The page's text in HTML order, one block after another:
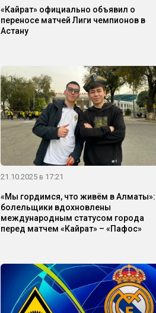
«Кайрат» официально объявил о
переносе матчей Лиги чемпионов в
Астану
21.10.2025 в 17:21
«Мы гордимся, что живём в Алматы»:
болельщики вдохновлены
международным статусом города
перед матчем «Кайрат» – «Пафос»